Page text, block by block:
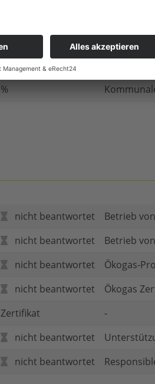
nicht beantwortet
nicht beantwortet
%
nicht beantwortet
Betrieb
nicht beantwortet
Betrieb
nicht beantwortet
Ökogas-
nicht beantwortet
Ökogas
Zertifikat
-
nicht beantwortet
nicht beantwortet